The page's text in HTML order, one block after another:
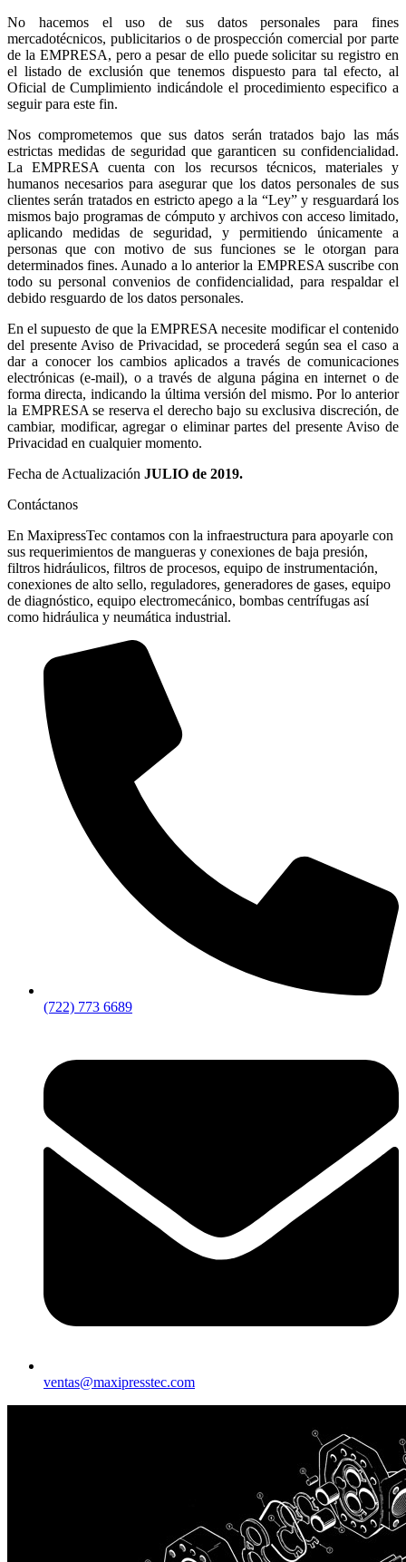
No hacemos el uso de sus datos personales para fines
mercadotécnicos, publicitarios o de prospección comercial por parte
de la EMPRESA, pero a pesar de ello puede solicitar su registro en
el listado de exclusión que tenemos dispuesto para tal efecto, al
Oficial de Cumplimiento indicándole el procedimiento especifico a
seguir para este fin.
Nos comprometemos que sus datos serán tratados bajo las más
estrictas medidas de seguridad que garanticen su confidencialidad.
La EMPRESA cuenta con los recursos técnicos, materiales y
humanos necesarios para asegurar que los datos personales de sus
clientes serán tratados en estricto apego a la “Ley” y resguardará los
mismos bajo programas de cómputo y archivos con acceso limitado,
aplicando medidas de seguridad, y permitiendo únicamente a
personas que con motivo de sus funciones se le otorgan para
determinados fines. Aunado a lo anterior la EMPRESA suscribe con
todo su personal convenios de confidencialidad, para respaldar el
debido resguardo de los datos personales.
En el supuesto de que la EMPRESA necesite modificar el contenido
del presente Aviso de Privacidad, se procederá según sea el caso a
dar a conocer los cambios aplicados a través de comunicaciones
electrónicas (e-mail), o a través de alguna página en internet o de
forma directa, indicando la última versión del mismo. Por lo anterior
la EMPRESA se reserva el derecho bajo su exclusiva discreción, de
cambiar, modificar, agregar o eliminar partes del presente Aviso de
Privacidad en cualquier momento.
Fecha de Actualización JULIO de 2019.
Contáctanos
En MaxipressTec contamos con la infraestructura para apoyarle con
sus requerimientos de mangueras y conexiones de baja presión,
filtros hidráulicos, filtros de procesos, equipo de instrumentación,
conexiones de alto sello, reguladores, generadores de gases, equipo
de diagnóstico, equipo electromecánico, bombas centrífugas así
como hidráulica y neumática industrial.
(722) 773 6689
ventas@maxipresstec.com